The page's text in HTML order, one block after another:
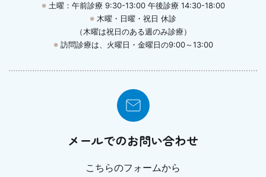
※土曜：午前診療 9:30-13:00 午後診療 14:30-18:00
※ 木曜・日曜・祝日 休診
（木曜は祝日のある週のみ診療）
※訪問診療は、火曜日・金曜日の9:00～13:00
メールでのお問い合わせ
こちらのフォームから